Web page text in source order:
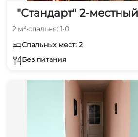
"Стандарт" 2-местный
2 м²•спальня: 1•0
Спальных мест: 2
Без питания